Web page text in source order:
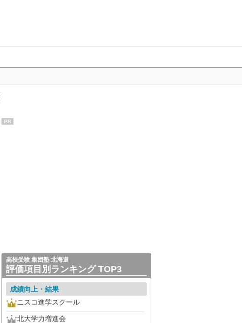
PR
高校受験 集団塾 北海道
評価項目別ランキング TOP3
成績向上・結果
ニスコ進学スクール
北大学力増進会